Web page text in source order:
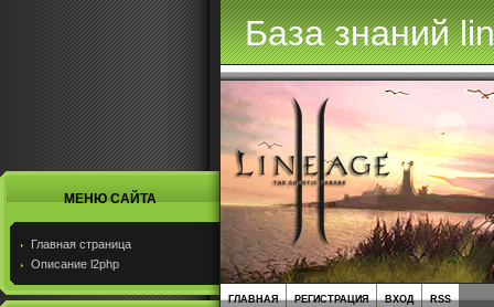
МЕНЮ САЙТА
Главная страница
Описание l2php
База знаний
ГЛАВНАЯ РЕГИСТРАЦИЯ ВХОД RSS